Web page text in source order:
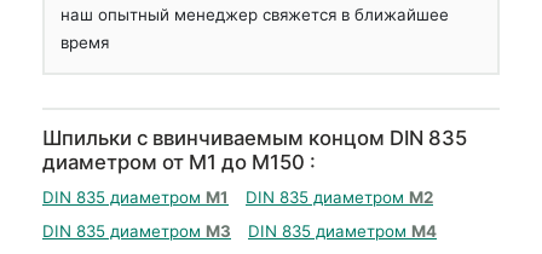
наш опытный менеджер свяжется в ближайшее
время
Шпильки с ввинчиваемым концом DIN 835
диаметром от М1 до М150 :
DIN 835 диаметром М1 DIN 835 диаметром М2
DIN 835 диаметром М3 DIN 835 диаметром М4